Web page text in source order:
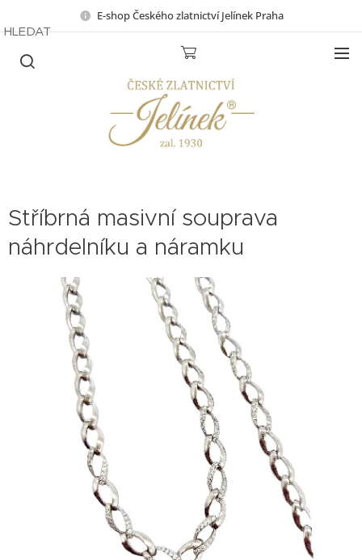
E-shop Českého zlatnictví Jelínek Praha
HLEDAT
Stříbrná masivní souprava
náhrdelníku a náramku